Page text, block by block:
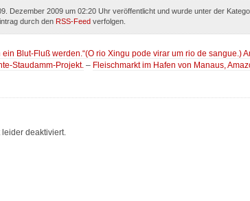
Dezember 2009 um 02:20 Uhr veröffentlicht und wurde unter der
durch den RSS-Feed verfolgen.
Blut-Fluß werden.“(O rio Xingu pode virar um rio de sangue.)
Staudamm-Projekt. – Fleischmarkt im Hafen von Manaus,
leider deaktiviert.